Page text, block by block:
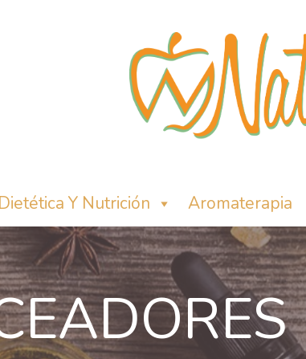
Dietética Y Nutrición Aromaterapia